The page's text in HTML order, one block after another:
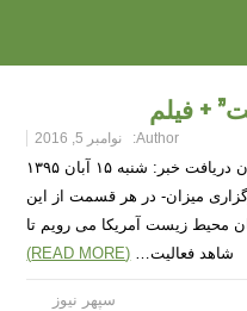
+ فیلم
Author: نوامبر 5, 2016
تیزر مستند “نگهبانان طبیعت” + فیلم زمان دریافت خبر: شنبه ۱۵ آبان ۱۳۹۵
خبرگزاری میزان- در هر قسمت از این
محیط زیست آمریکا می رویم تا
شاهد فعالیت… (READ MORE)
سپهر نیوز